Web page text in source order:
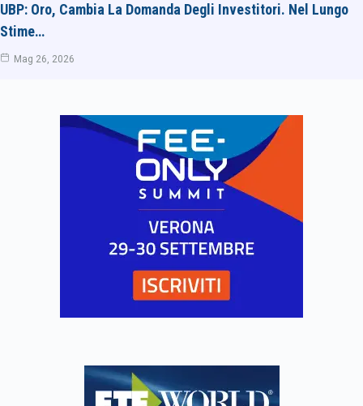
UBP: Oro, Cambia La Domanda Degli Investitori. Nel Lungo
Stime…
Mag 26, 2026